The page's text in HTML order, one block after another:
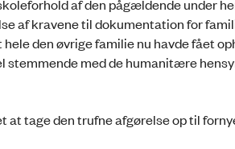
af den pågældende under
af kravene til dokumentation for
den øvrige familie nu havde fået
med de humanitære
tage den trufne afgørelse op til